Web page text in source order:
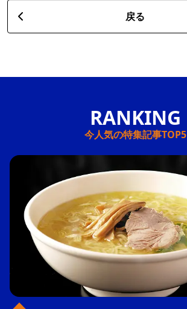
戻る
今人気の特集記事TOP5